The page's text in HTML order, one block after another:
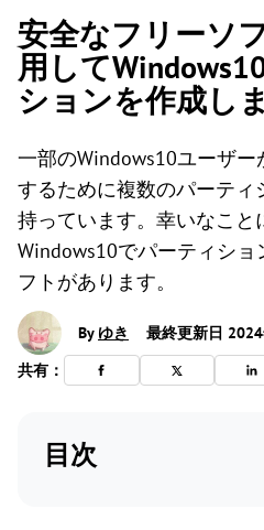
安全なフリーソ
用して
ションを作成し
一部のWindows10ユーザ
するために複数のパーティ
持っています。幸いなこと
Windows10でパーティシ
フトがあります。
By ゆき
最終更新日
共有：
目次